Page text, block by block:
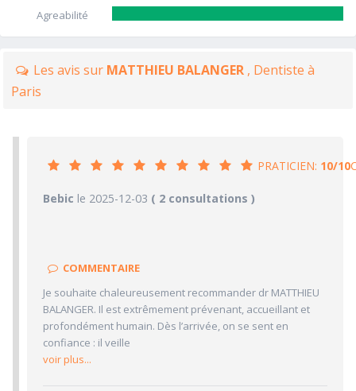
Agreabilité
Les avis sur MATTHIEU BALANGER , Dentiste à
Paris
PRATICIEN: 10/10
PRATICIEN10/10
10/10 Clarté des informations médicales délivrées
10/10 Délai pour obtenir un 1er RDV
10/10 Ponctualité/Temps en salle d'attente/Retard
Bebic le 2025-12-03 ( 2 consultations )
COMMENTAIRE
Je souhaite chaleureusement recommander dr MATTHIEU
BALANGER. Il est extrêmement prévenant, accueillant et
profondément humain. Dès l’arrivée, on se sent en
confiance : il veille
voir plus...